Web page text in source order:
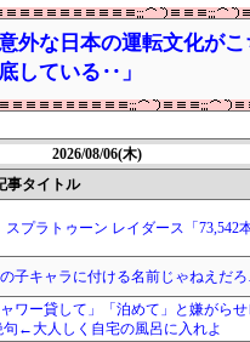
外な日本の運転文化がこ
している‥」
2026/08/06(木)
事タイトル
スプラトゥーン レイダース「73,542本
子キャラに付ける名前じゃねえだ
ワー貸して」「泊めて」と嫌がら
←大人しく自宅の風呂に入れよ